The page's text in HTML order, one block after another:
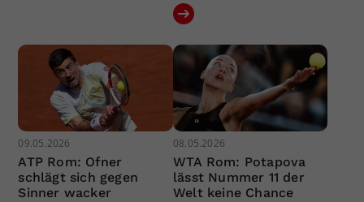
09.05.2026
ATP Rom: Ofner
schlägt sich gegen
Sinner wacker
08.05.2026
WTA Rom: Potapova
lässt Nummer 11 der
Welt keine Chance